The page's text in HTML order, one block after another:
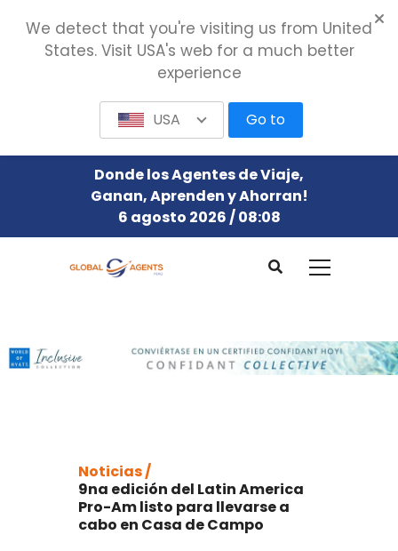
Donde los Agentes de Viaje,
Ganan, Aprenden y Ahorran!
6 agosto 2026 / 08:08
Noticias /
9na edición del Latin America
Pro-Am listo para llevarse a
cabo en Casa de Campo
We detect that you're visiting us from United
States. Visit USA's web for a much better
experience
USA Go to